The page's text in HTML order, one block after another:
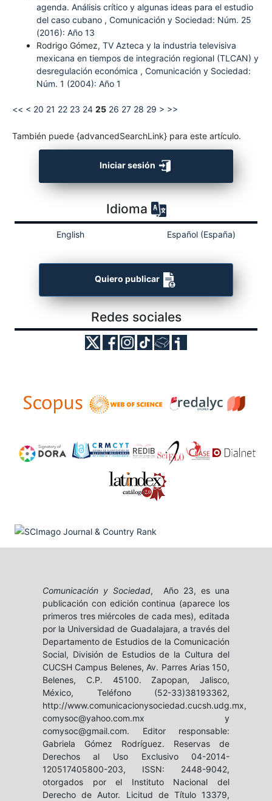
agenda. Análisis crítico y algunas ideas para el estudio
del caso cubano , Comunicación y Sociedad: Núm. 25
(2016): Año 13
Rodrigo Gómez, TV Azteca y la industria televisiva
mexicana en tiempos de integración regional (TLCAN) y
desregulación económica , Comunicación y Sociedad:
Núm. 1 (2004): Año 1
<< < 20 21 22 23 24 25 26 27 28 29 > >>
También puede {advancedSearchLink} para este artículo.
Iniciar sesión
Idioma
English Español (España)
Quiero publicar
Redes sociales
Comunicación y Sociedad, Año 23, es una
publicación con edición continua (aparece los
primeros tres miércoles de cada mes), editada
por la Universidad de Guadalajara, a través del
Departamento de Estudios de la Comunicación
Social, División de Estudios de la Cultura del
CUCSH Campus Belenes, Av. Parres Arias 150,
Belenes, C.P. 45100. Zapopan, Jalisco,
México, Teléfono (52-33)38193362,
http://www.comunicacionysociedad.cucsh.udg.mx,
comysoc@yahoo.com.mx y
comysoc@gmail.com. Editor responsable:
Gabriela Gómez Rodríguez. Reservas de
Derechos al Uso Exclusivo 04-2014-
120517405800-203, ISSN: 2448-9042,
otorgados por el Instituto Nacional del
Derecho de Autor. Licitud de Título 13379,